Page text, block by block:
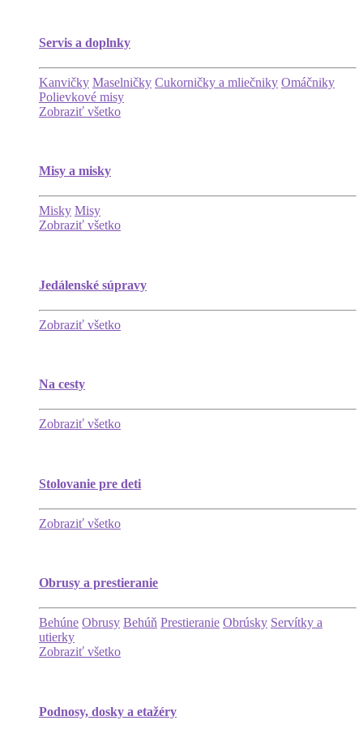
Servis a doplnky
Kanvičky Maselničky Cukorničky a mliečniky Omáčniky
Polievkové misy
Zobraziť všetko
Misy a misky
Misky Misy
Zobraziť všetko
Jedálenské súpravy
Zobraziť všetko
Na cesty
Zobraziť všetko
Stolovanie pre deti
Zobraziť všetko
Obrusy a prestieranie
Behúne Obrusy Behúň Prestieranie Obrúsky Servítky a
utierky
Zobraziť všetko
Podnosy, dosky a etažéry